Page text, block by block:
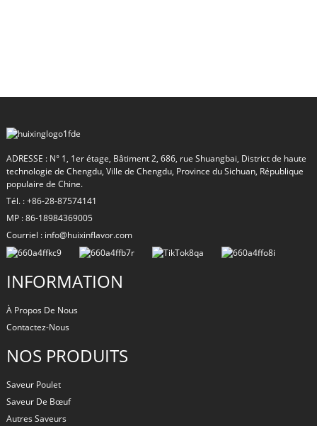
ADRESSE : N° 1, 1er étage, Bâtiment 2, 686, rue Shuangbai, District de haute
technologie de Chengdu, Ville de Chengdu, Province du Sichuan, République
populaire de Chine.
Tél. : +86-28-87574141
MP : 86-18984369005
Courriel : info@huixinflavor.com
INFORMATION
À Propos De Nous
Contactez-Nous
NOS PRODUITS
Saveur Poulet
Saveur De Bœuf
Autres Saveurs